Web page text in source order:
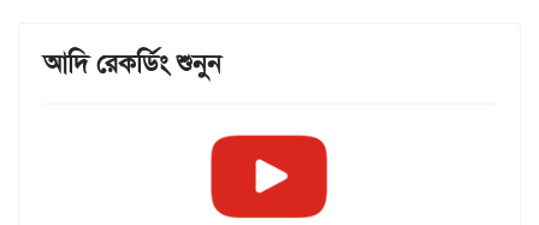
আদি রেকর্ডিং শুনুন